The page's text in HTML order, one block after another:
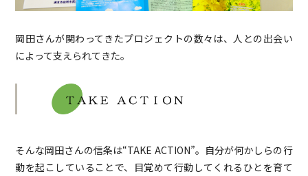
岡田さんが関わってきたプロジェクトの数々は、人との出会い
によって支えられてきた。
そんな岡田さんの信条は“TAKE ACTION”。自分が何かしらの行
動を起こしていることで、目覚めて行動してくれるひとを育て